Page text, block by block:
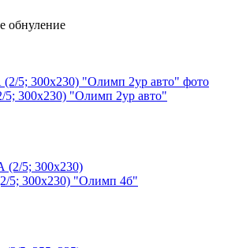
обнуление
300х230) "Олимп 2ур авто"
300х230) "Олимп 4б"